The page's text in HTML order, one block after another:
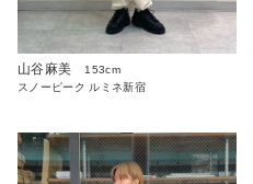
山谷麻美
153cm
スノーピーク ルミネ新宿